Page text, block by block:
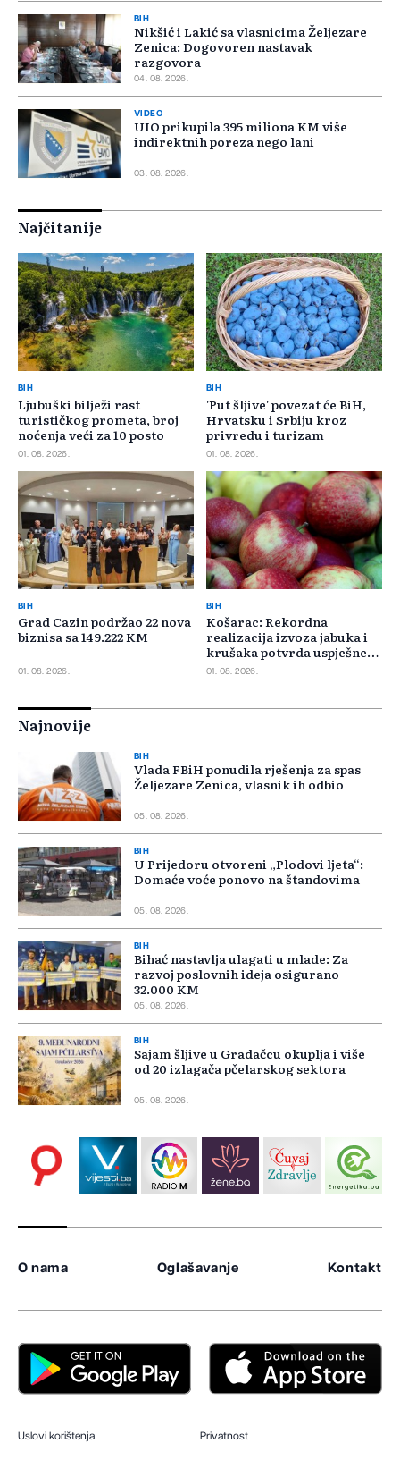
BIH
Nikšić i Lakić sa vlasnicima Željezare
Zenica: Dogovoren nastavak
razgovora
04. 08. 2026.
VIDEO
UIO prikupila 395 miliona KM više
indirektnih poreza nego lani
03. 08. 2026.
Najčitanije
BIH
Ljubuški bilježi rast
turističkog prometa, broj
noćenja veći za 10 posto
01. 08. 2026.
BIH
'Put šljive' povezat će BiH,
Hrvatsku i Srbiju kroz
privredu i turizam
01. 08. 2026.
BIH
Grad Cazin podržao 22 nova
biznisa sa 149.222 KM
01. 08. 2026.
BIH
Košarac: Rekordna
realizacija izvoza jabuka i
krušaka potvrda uspješne
saradnje s Rusijom
01. 08. 2026.
Najnovije
BIH
Vlada FBiH ponudila rješenja za spas
Željezare Zenica, vlasnik ih odbio
05. 08. 2026.
BIH
U Prijedoru otvoreni „Plodovi ljeta“:
Domaće voće ponovo na štandovima
05. 08. 2026.
BIH
Bihać nastavlja ulagati u mlade: Za
razvoj poslovnih ideja osigurano
32.000 KM
05. 08. 2026.
BIH
Sajam šljive u Gradačcu okuplja i više
od 20 izlagača pčelarskog sektora
05. 08. 2026.
O nama Oglašavanje Kontakt
Uslovi korištenja Privatnost